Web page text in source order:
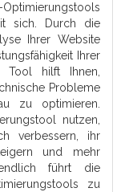
sich. Durch die
Ihrer Website
Ihrer
Tool hilft Ihnen,
Probleme
zu optimieren.
nutzen,
verbessern, ihr
und mehr
führt die
zu